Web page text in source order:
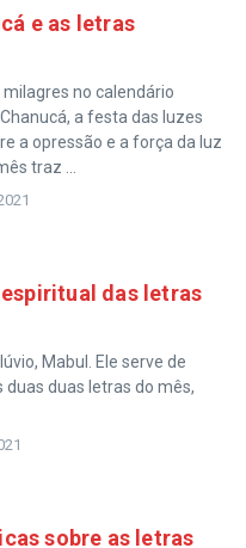
e as letras
no calendário
a festa das luzes
a opressão e a força da luz
traz ...
das letras
Mabul. Ele serve de
duas letras do mês,
sobre as letras